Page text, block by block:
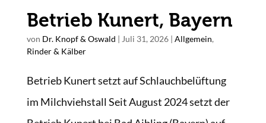
Betrieb Kunert, Bayern
von Dr. Knopf & Oswald | Juli 31, 2026| Allgemein,
Rinder & Kälber
Betrieb Kunert setzt auf Schlauchbelüftung
im Milchviehstall Seit August 2024 setzt der